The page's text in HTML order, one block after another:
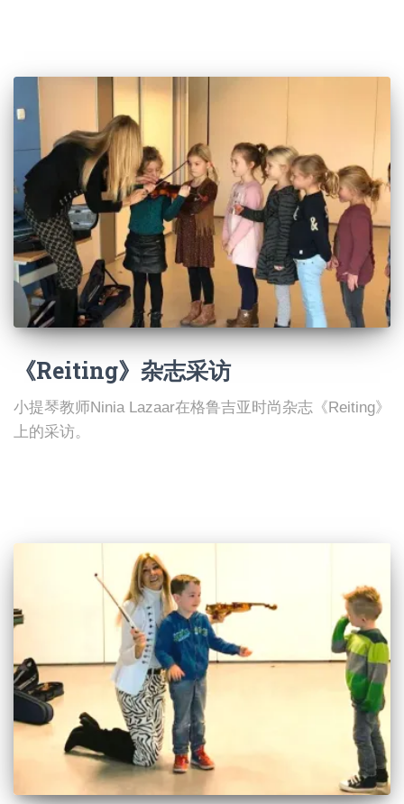
《Reiting》杂志采访
小提琴教师Ninia Lazaar在格鲁吉亚时尚杂志《Reiting》
上的采访。